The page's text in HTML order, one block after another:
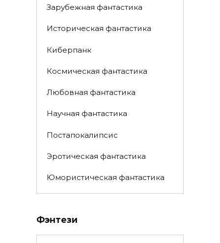
Зарубежная фантастика
Историческая фантастика
Киберпанк
Космическая фантастика
Любовная фантастика
Научная фантастика
Постапокалипсис
Эротическая фантастика
Юмористическая фантастика
Фэнтези